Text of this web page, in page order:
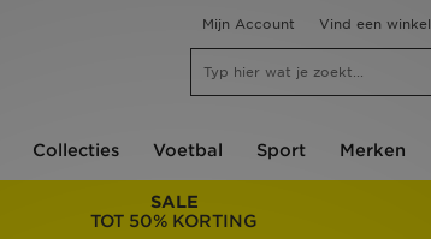
Mijn Account Vind een winkel
Collecties Voetbal Sport Merken
SALE
TOT 50% KORTING